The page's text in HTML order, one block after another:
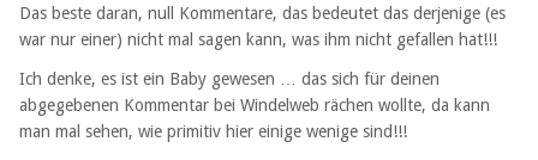
Das beste daran, null Kommentare, das bedeutet das derjenige (es
war nur einer) nicht mal sagen kann, was ihm nicht gefallen hat!!!
Ich denke, es ist ein Baby gewesen … das sich für deinen
abgegebenen Kommentar bei Windelweb rächen wollte, da kann
man mal sehen, wie primitiv hier einige wenige sind!!!